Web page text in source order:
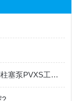
EATON伊顿威格士VICKERS高压比利柱塞泵PVXS工作原理
?